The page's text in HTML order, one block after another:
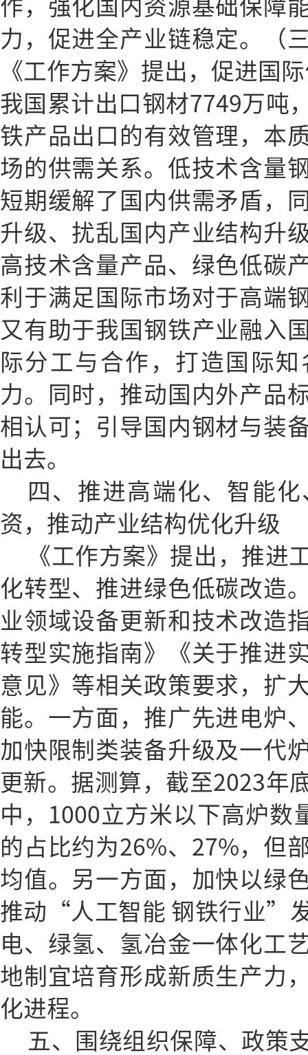
作，强化国内资源基础保障
力，促进全产业链稳定。（
《工作方案》提出，促进国
我国累计出口钢材7749万吨
铁产品出口的有效管理，本
场的供需关系。低技术含量
短期缓解了国内供需矛盾，
升级、扰乱国内产业结构升
高技术含量产品、绿色低碳
利于满足国际市场对于高端
又有助于我国钢铁产业融入
际分工与合作，打造国际
力。同时，推动国内外产品
相认可；引导国内钢材与装
出去。
四、推进高端化、智能
资，推动产业结构优化升级
《工作方案》提出，推进
化转型、推进绿色低碳改造
业领域设备更新和技术改造
转型实施指南》《关于推进
意见》等相关政策要求，扩
能。一方面，推广先进电炉
加快限制类装备升级及一代
更新。据测算，截至2023年
中，1000立方米以下高炉数
的占比约为26%、27%，但
均值。另一方面，加快以绿
推动“人工智能 钢铁行业”
电、绿氢、氢冶金一体化工
地制宜培育形成新质生产力
化进程。
五、围绕组织保障、政策